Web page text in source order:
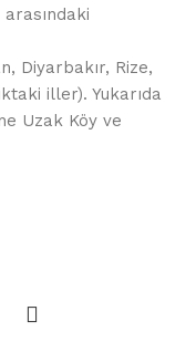
Diyarbakır, Rize,
iller). Yukarıda
Uzak Köy ve